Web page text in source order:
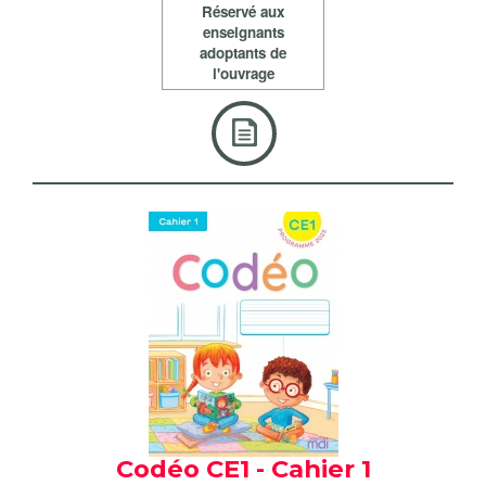
Réservé aux
enseignants
adoptants de
l'ouvrage
Codéo CE1 - Cahier 1